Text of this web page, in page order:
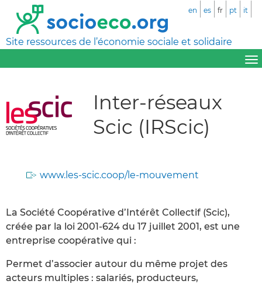
Site ressources de l’économie sociale et solidaire
en es fr pt it
Inter-réseaux
Scic (IRScic)
www.les-scic.coop/le-mouvement
La Société Coopérative d’Intérêt Collectif (Scic),
créée par la loi 2001-624 du 17 juillet 2001, est une
entreprise coopérative qui :
Permet d’associer autour du même projet des
acteurs multiples : salariés, producteurs,